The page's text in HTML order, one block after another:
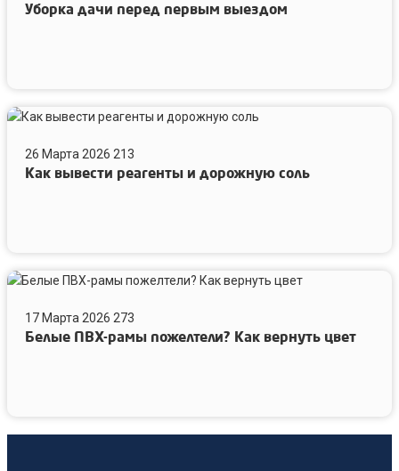
первым
Уборка дачи перед первым выездом
Как
реагенты
26 Марта 2026 213
Как вывести реагенты и дорожную соль
Белые
рамы
пожелтели?
17 Марта 2026 273
Белые ПВХ-рамы пожелтели? Как вернуть цвет